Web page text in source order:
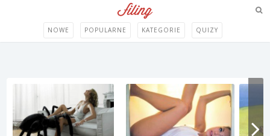
NOWE POPULARNE KATEGORIE QUIZY